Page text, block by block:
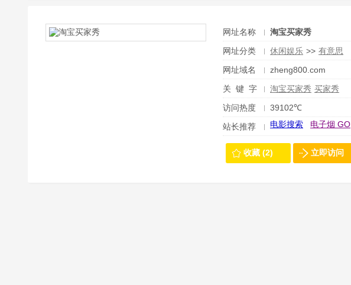
网址名称
淘宝买家秀
网址分类
休闲娱乐 >> 有意思
网址域名
zheng800.com
关 键 字
淘宝买家秀 买家秀
访问热度
39102℃
站长推荐
电影搜索 电子烟 GO
收藏 (2) 立即访问